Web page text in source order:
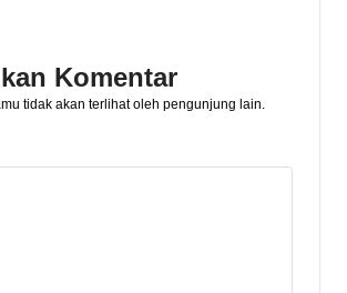
Komentar
tidak akan terlihat oleh pengunjung lain.